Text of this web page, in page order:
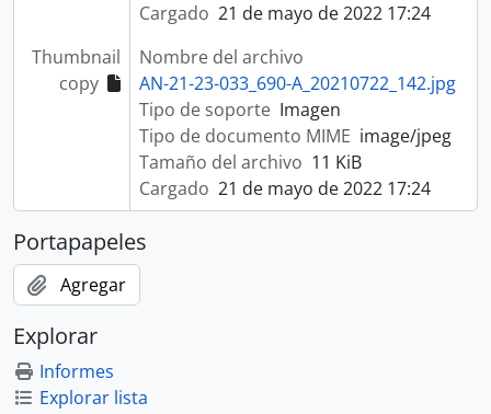
Cargado 21 de mayo de 2022 17:24
Thumbnail
copy
Nombre del archivo
AN-21-23-033_690-A_20210722_142.jpg
Tipo de soporte Imagen
Tipo de documento MIME image/jpeg
Tamaño del archivo 11 KiB
Cargado 21 de mayo de 2022 17:24
Portapapeles
Agregar
Explorar
Informes
Explorar lista